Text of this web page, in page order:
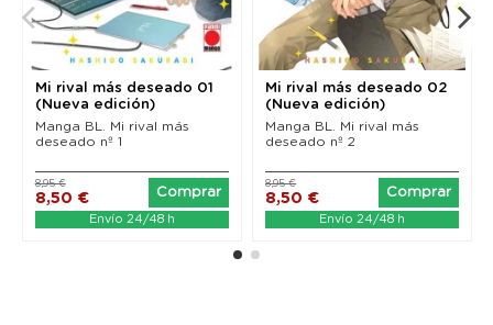
Mi rival más deseado 01
(Nueva edición)
Manga BL. Mi rival más
deseado nº 1
8,50 €
8,95 €
Comprar
Envío 24/48 h
Mi rival más deseado 02
(Nueva edición)
Manga BL. Mi rival más
deseado nº 2
8,50 €
8,95 €
Comprar
Envío 24/48 h